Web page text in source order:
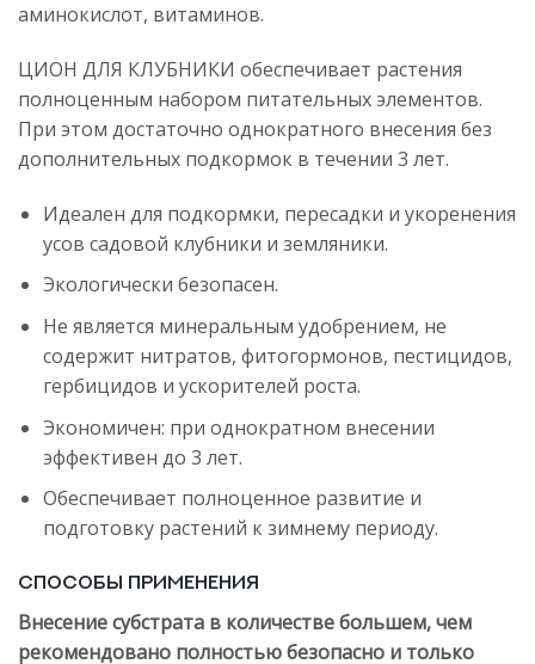
аминокислот, витаминов.
ЦИОН ДЛЯ КЛУБНИКИ обеспечивает растения
полноценным набором питательных элементов.
При этом достаточно однократного внесения без
дополнительных подкормок в течении 3 лет.
Идеален для подкормки, пересадки и укоренения
усов садовой клубники и земляники.
Экологически безопасен.
Не является минеральным удобрением, не
содержит нитратов, фитогормонов, пестицидов,
гербицидов и ускорителей роста.
Экономичен: при однократном внесении
эффективен до 3 лет.
Обеспечивает полноценное развитие и
подготовку растений к зимнему периоду.
Способы применения
Внесение субстрата в количестве большем, чем
рекомендовано полностью безопасно и только